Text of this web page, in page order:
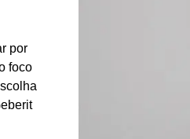
por
foco